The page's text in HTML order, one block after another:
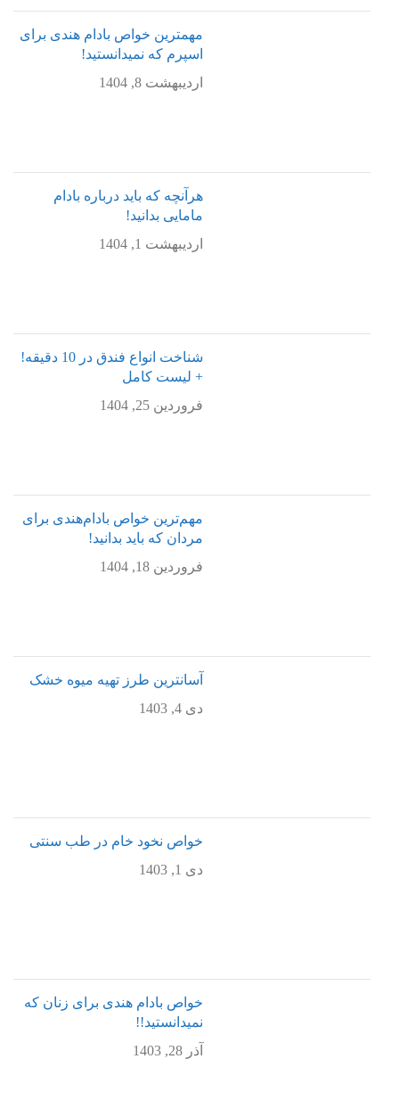
مهمترین خواص بادام هندی برای
اسپرم که نمیدانستید!
اردیبهشت 8, 1404
هرآنچه که باید درباره بادام
مامایی بدانید!
اردیبهشت 1, 1404
شناخت انواع فندق در 10 دقیقه!
+ لیست کامل
فروردین 25, 1404
مهم‌ترین خواص بادام‌هندی برای
مردان که باید بدانید!
فروردین 18, 1404
آسانترین طرز تهیه میوه خشک
دی 4, 1403
خواص نخود خام در طب سنتی
دی 1, 1403
خواص بادام هندی برای زنان که
نمیدانستید!!
آذر 28, 1403